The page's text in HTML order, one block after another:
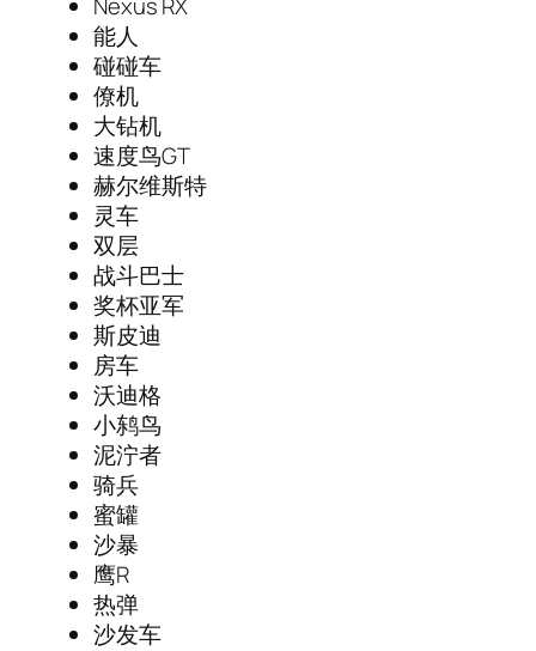
能人
碰碰车
僚机
大钻机
速度鸟GT
赫尔维斯特
灵车
双层
战斗巴士
奖杯亚军
斯皮迪
房车
沃迪格
小鸫鸟
泥泞者
骑兵
蜜罐
沙暴
鹰R
热弹
沙发车